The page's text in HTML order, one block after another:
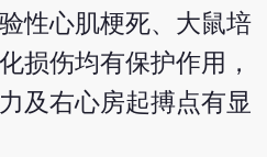
性心肌梗死、大鼠培
损伤均有保护作用，
及右心房起搏点有显